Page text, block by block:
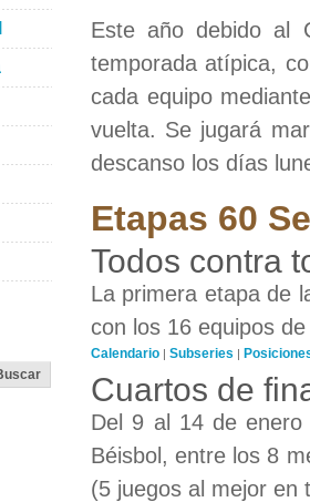
Este año debido al
temporada atípica,
cada equipo
vuelta. Se jugará
descanso los días
Etapas 60
Todos contra
La primera etapa de
con los 16 equipos
Calendario | Subseries |
Cuartos de
Del 9 al 14 de
Béisbol, entre los 8
(5 juegos al mejor